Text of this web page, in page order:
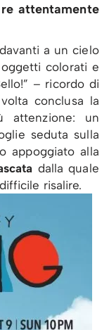
attentamente
a un cielo
colorati e
– ricordo di
conclusa la
attenzione: un
seduta sulla
appoggiato alla
dalla quale
risalire.